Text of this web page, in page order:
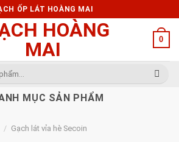
ỐP LÁT HOÀNG MAI
0
MỤC SẢN PHẨM
/ Gạch lát vỉa hè Secoin